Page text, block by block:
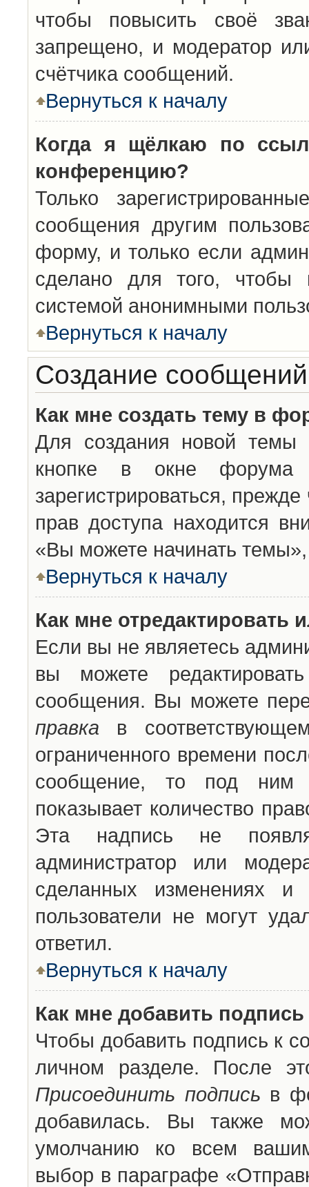
чтобы повысить своё
запрещено, и модератор
счётчика сообщений.
Вернуться к началу
Когда я щёлкаю по
конференцию?
Только
сообщения другим
форму, и только если
сделано для того, чтобы
системой анонимными
Вернуться к началу
Создание сообщений
Как мне создать тему в
Для создания новой темы
кнопке в окне
зарегистрироваться,
прав доступа находится
«Вы можете начинать
Вернуться к началу
Как мне отредактировать
Если вы не являетесь
вы можете
сообщения. Вы можете
правка в
ограниченного времени
сообщение, то под ним
показывает количество
Эта надпись не
администратор или
сделанных изменениях
пользователи не могут
ответил.
Вернуться к началу
Как мне добавить
Чтобы добавить подпись к
личном разделе. После
Присоединить подпись в
добавилась. Вы также
умолчанию ко всем
выбор в параграфе